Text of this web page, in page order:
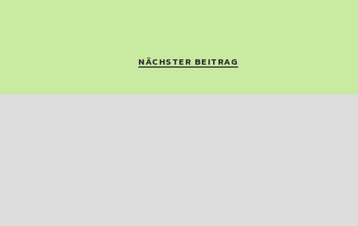
NÄCHSTER BEITRAG